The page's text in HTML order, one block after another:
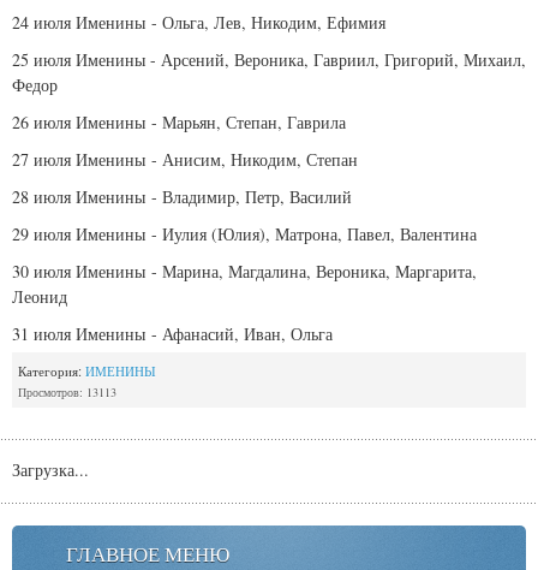
24 июля Именины - Ольга, Лев, Никодим, Ефимия
25 июля Именины - Арсений, Вероника, Гавриил, Григорий, Михаил,
Федор
26 июля Именины - Марьян, Степан, Гаврила
27 июля Именины - Анисим, Никодим, Степан
28 июля Именины - Владимир, Петр, Василий
29 июля Именины - Иулия (Юлия), Матрона, Павел, Валентина
30 июля Именины - Марина, Магдалина, Вероника, Маргарита,
Леонид
31 июля Именины - Афанасий, Иван, Ольга
Категория: ИМЕНИНЫ
Просмотров: 13113
Загрузка...
ГЛАВНОЕ МЕНЮ